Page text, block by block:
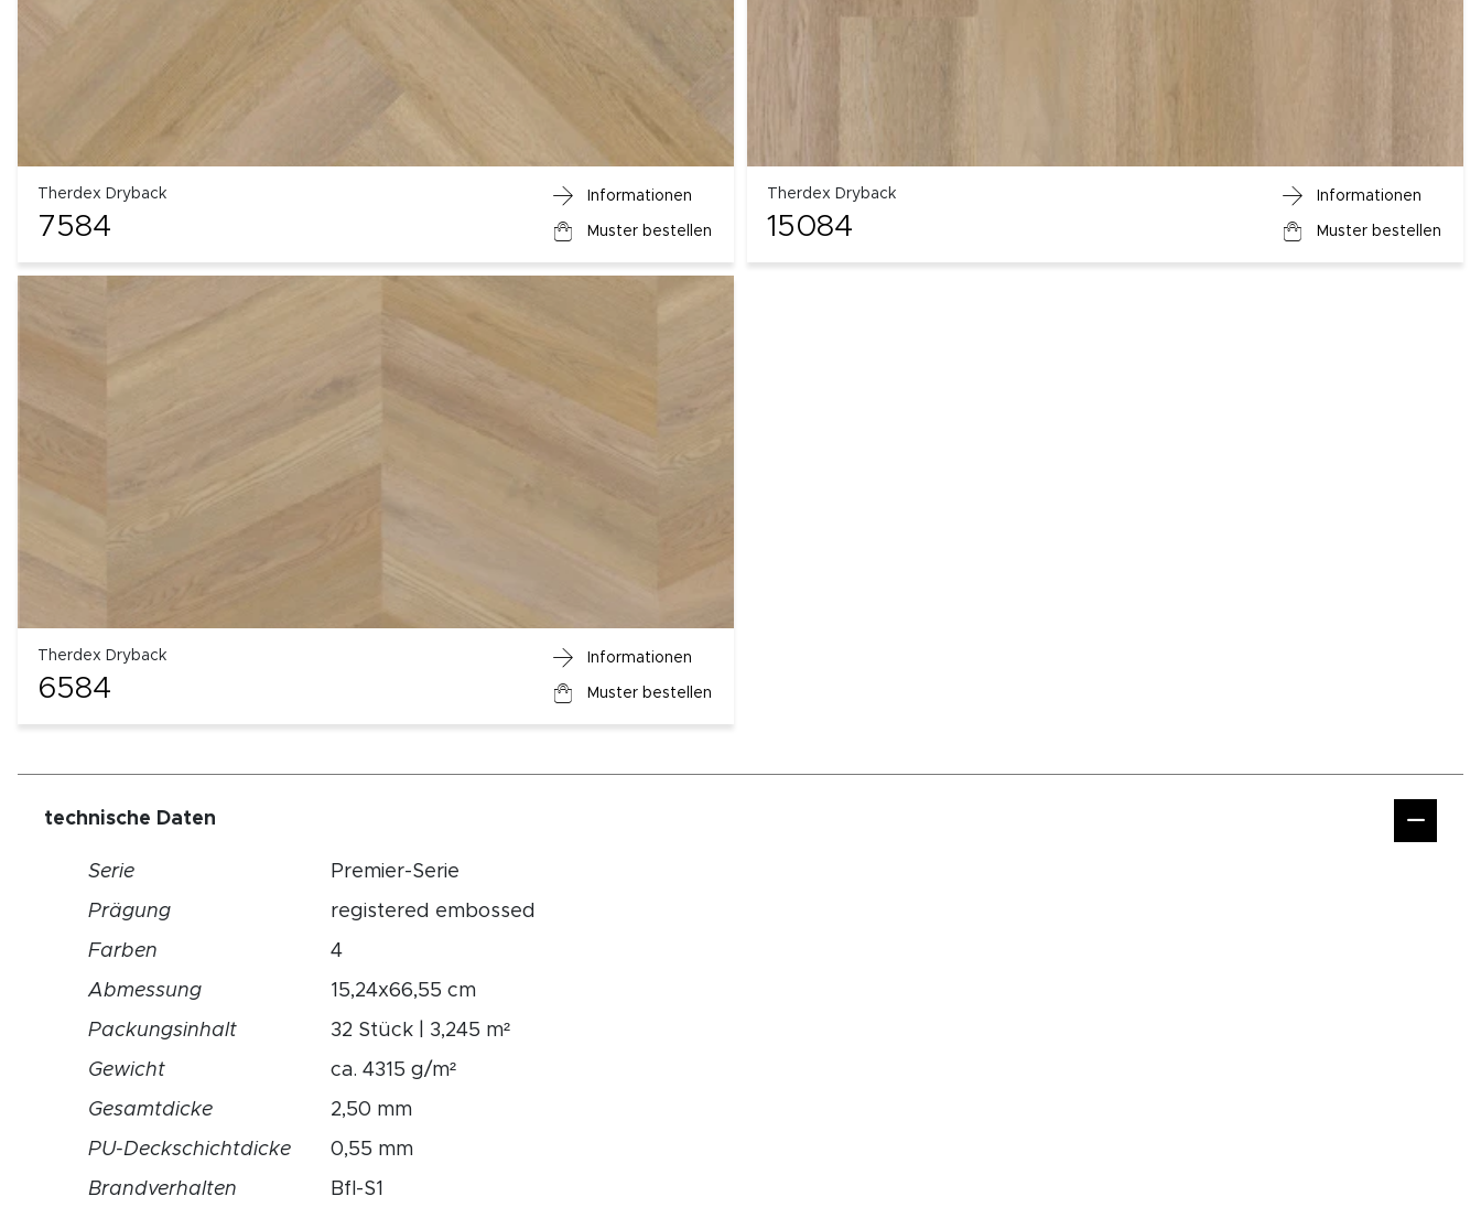
Therdex Dryback
7584
Informationen
Muster bestellen
Therdex Dryback
15084
Informationen
Muster bestellen
Therdex Dryback
6584
Informationen
Muster bestellen
technische Daten
Serie
Premier-Serie
Prägung
registered embossed
Farben
4
Abmessung
15,24x66,55 cm
Packungsinhalt
32 Stück | 3,245 m²
Gewicht
ca. 4315 g/m²
Gesamtdicke
2,50 mm
PU-Deckschichtdicke
0,55 mm
Brandverhalten
Bfl-S1